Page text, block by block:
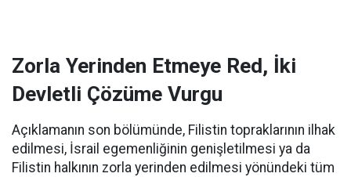
Zorla Yerinden Etmeye Red, İki
Devletli Çözüme Vurgu
Açıklamanın son bölümünde, Filistin topraklarının ilhak
edilmesi, İsrail egemenliğinin genişletilmesi ya da
Filistin halkının zorla yerinden edilmesi yönündeki tüm